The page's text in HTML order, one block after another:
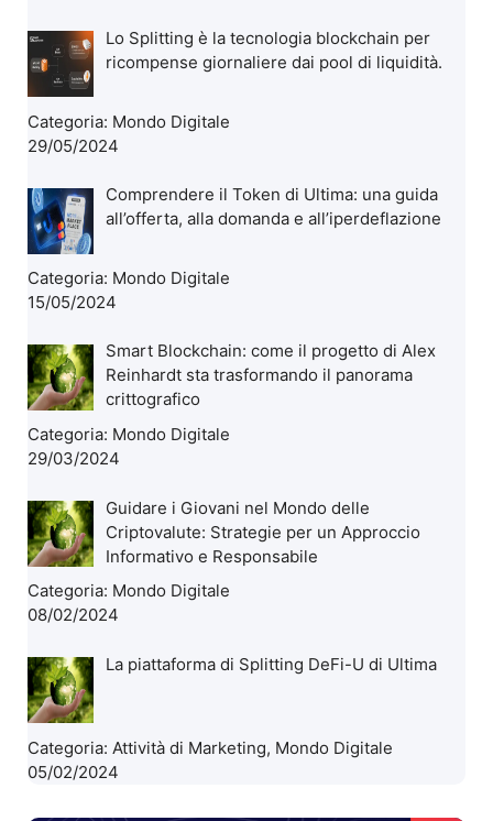
Lo Splitting è la tecnologia blockchain per
ricompense giornaliere dai pool di liquidità.
Categoria: Mondo Digitale
29/05/2024
Comprendere il Token di Ultima: una guida
all’offerta, alla domanda e all’iperdeflazione
Categoria: Mondo Digitale
15/05/2024
Smart Blockchain: come il progetto di Alex
Reinhardt sta trasformando il panorama
crittografico
Categoria: Mondo Digitale
29/03/2024
Guidare i Giovani nel Mondo delle
Criptovalute: Strategie per un Approccio
Informativo e Responsabile
Categoria: Mondo Digitale
08/02/2024
La piattaforma di Splitting DeFi-U di Ultima
Categoria: Attività di Marketing, Mondo Digitale
05/02/2024